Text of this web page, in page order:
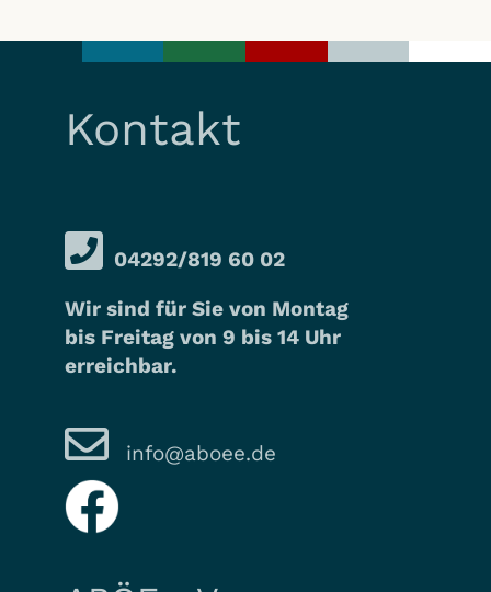
Kontakt
04292/819 60 02
Wir sind für Sie von Montag
bis Freitag von 9 bis 14 Uhr
erreichbar.
info@aboee.de